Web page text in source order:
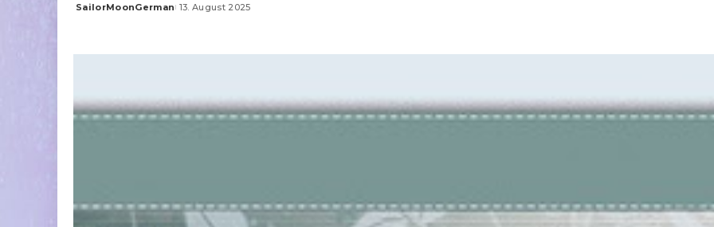
Posted
SailorMoonGerman 13. August 2025